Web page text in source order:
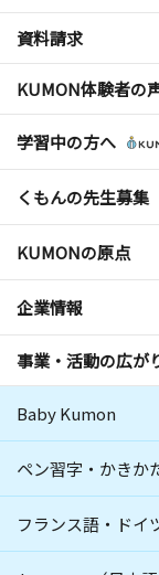
資料請求
KUMON体験者の
学習中の方へ
くもんの先生募集
KUMONの原点
企業情報
事業・活動の広が
Baby Kumon
ペン習字・かきか
フランス語・ドイ